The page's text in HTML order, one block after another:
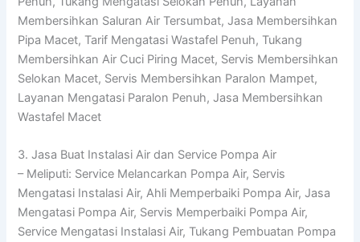
Membersihkan Saluran Air Tersumbat, Jasa Membersihkan
Pipa Macet, Tarif Mengatasi Wastafel Penuh, Tukang
Membersihkan Air Cuci Piring Macet, Servis Membersihkan
Selokan Macet, Servis Membersihkan Paralon Mampet,
Layanan Mengatasi Paralon Penuh, Jasa Membersihkan
Wastafel Macet
3. Jasa Buat Instalasi Air dan Service Pompa Air
– Meliputi: Service Melancarkan Pompa Air, Servis
Mengatasi Instalasi Air, Ahli Memperbaiki Pompa Air, Jasa
Mengatasi Pompa Air, Servis Memperbaiki Pompa Air,
Service Mengatasi Instalasi Air, Tukang Pembuatan Pompa